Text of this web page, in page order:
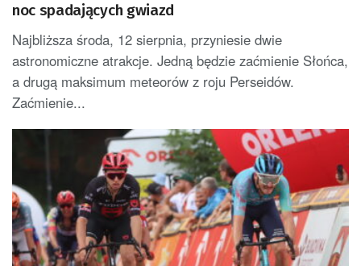
noc spadających gwiazd
Najbliższa środa, 12 sierpnia, przyniesie dwie
astronomiczne atrakcje. Jedną będzie zaćmienie Słońca,
a drugą maksimum meteorów z roju Perseidów.
Zaćmienie...